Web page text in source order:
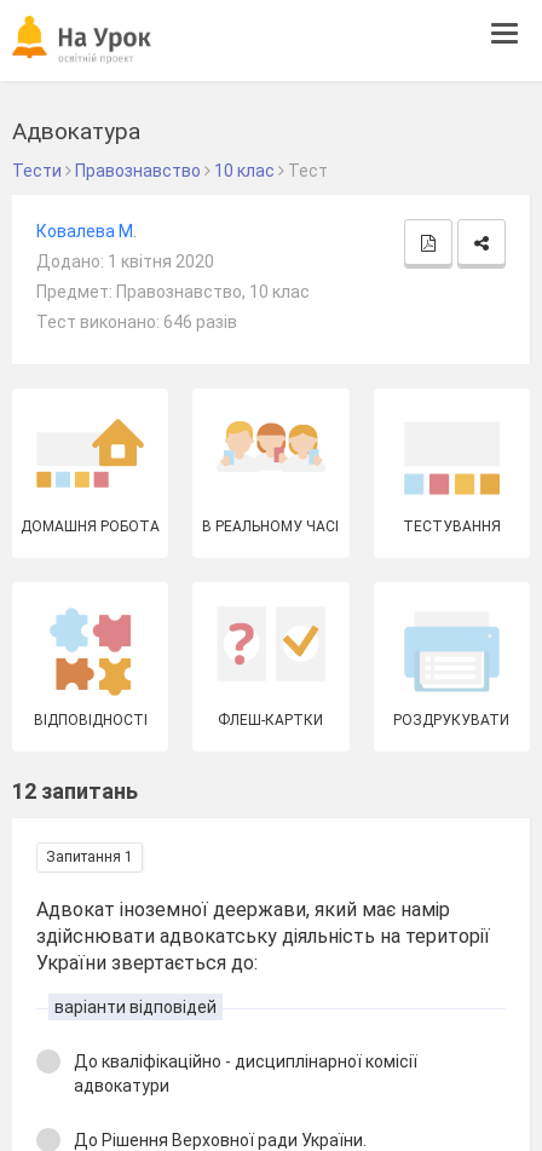
Адвокатура
Тести Правознавство 10 клас Тест
Ковалева М.
Додано: 1 квітня 2020
Предмет: Правознавство, 10 клас
Тест виконано: 646 разів
ДОМАШНЯ РОБОТА В РЕАЛЬНОМУ ЧАСІ ТЕСТУВАННЯ
ВІДПОВІДНОСТІ ФЛЕШ-КАРТКИ РОЗДРУКУВАТИ
12 запитань
Запитання 1
Адвокат іноземної деержави, який має намір
здійснювати адвокатську діяльність на території
України звертається до:
варіанти відповідей
До кваліфікаційно - дисциплінарної комісії
адвокатури
До Рішення Верховної ради України.